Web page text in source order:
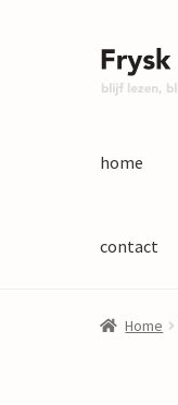
Ga
door
Ga
naar
home
contact
Home